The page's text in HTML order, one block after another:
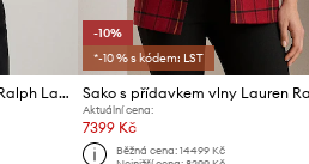
Blazer s příměsí vlny Lauren Ralph Lauren
-10%
*-10 % s kódem: LST
Aktuální cena:
7399 Kč
Běžná cena: 14499 Kč